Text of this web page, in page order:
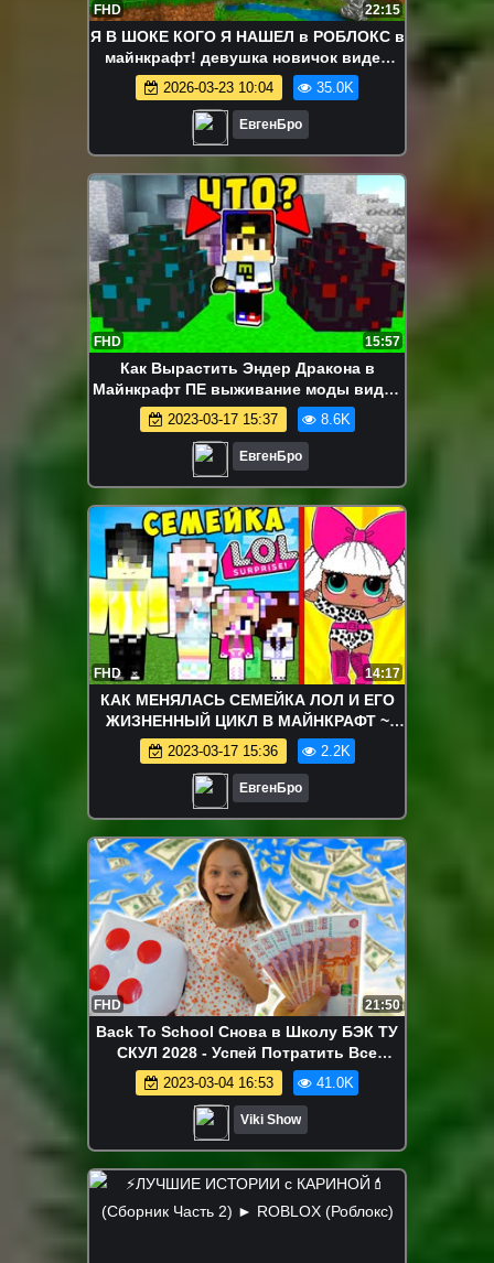
FHD 22:15
Я В ШОКЕ КОГО Я НАШЕЛ в РОБЛОКС в
майнкрафт! девушка новичок видео
minecraft
2026-03-23 10:04 35.0K
ЕвгенБро
FHD 15:57
Как Вырастить Эндер Дракона в
Майнкрафт ПЕ выживание моды видео
игра Minecraft
2023-03-17 15:37 8.6K
ЕвгенБро
FHD 14:17
КАК МЕНЯЛАСЬ СЕМЕЙКА ЛОЛ И ЕГО
ЖИЗНЕННЫЙ ЦИКЛ В МАЙНКРАФТ ~
ЭВОЛЮЦИЯ КУКЛЫ LOL В MINECRAFT
2023-03-17 15:36 2.2K
ЕвгенБро
FHD 21:50
Back To School Снова в Школу БЭК ТУ
СКУЛ 2028 - Успей Потратить Все
Деньги за 30 секунд! Покупки к Школе
Back To School / Вики Шоу
2023-03-04 16:53 41.0K
Viki Show